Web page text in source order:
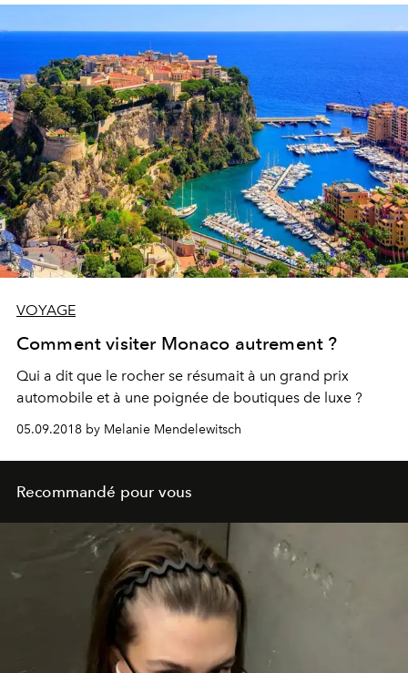
VOYAGE
Comment visiter Monaco autrement ?
Qui a dit que le rocher se résumait à un grand prix
automobile et à une poignée de boutiques de luxe ?
05.09.2018 by Melanie Mendelewitsch
Recommandé pour vous